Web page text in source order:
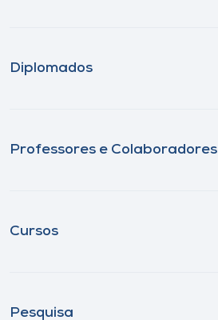
Diplomados
Professores e Colaboradores
Cursos
Pesquisa